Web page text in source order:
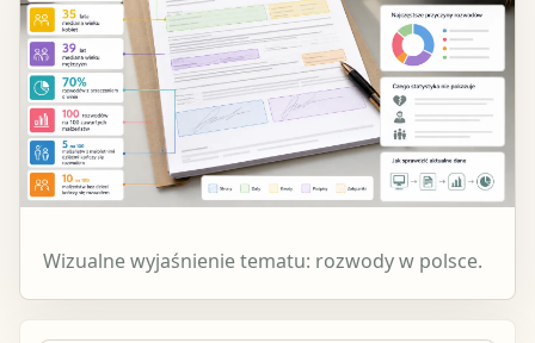
Wizualne wyjaśnienie tematu: rozwody w polsce.